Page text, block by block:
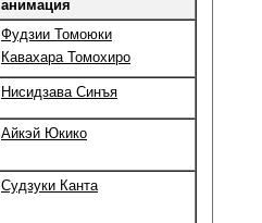
анимация
Фудзии Томоюки
Кавахара Томохиро
Нисидзава Синъя
Айкэй Юкико
Судзуки Канта